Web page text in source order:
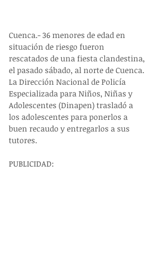
Cuenca.- 36 menores de edad en
situación de riesgo fueron
rescatados de una fiesta clandestina,
el pasado sábado, al norte de Cuenca.
La Dirección Nacional de Policía
Especializada para Niños, Niñas y
Adolescentes (Dinapen) trasladó a
los adolescentes para ponerlos a
buen recaudo y entregarlos a sus
tutores.
PUBLICIDAD: